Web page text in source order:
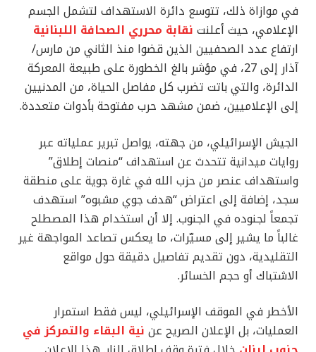
في موازاة ذلك، تتوسع دائرة الاستهداف لتشمل الجسم
الإعلامي، حيث أعلنت نقابة محرري الصحافة اللبنانية
ارتفاع عدد الصحفيين الذين قضوا منذ الثاني من مارس/
آذار إلى 27، في مؤشر بالغ الخطورة على طبيعة المعركة
الدائرة، والتي باتت تضرب كل مفاصل الحياة، من المدنيين
إلى الإعلاميين، ضمن مشهد حرب مفتوحة بأدوات متعددة.
الجيش الإسرائيلي، من جهته، يواصل تبرير عملياته عبر
روايات ميدانية تتحدث عن استهداف “منصات إطلاق”
واستهداف عنصر من حزب الله في غارة جوية على منطقة
سجد، إضافة إلى اعتراض “هدف جوي مشبوه” استهدف
تجمعاً لجنوده في الجنوب. إلا أن استخدام هذا المصطلح
غالباً ما يشير إلى مسيّرات، ما يعكس تصاعد المواجهة غير
التقليدية، دون تقديم تفاصيل دقيقة حول مواقع
الاشتباك أو حجم الخسائر.
الأخطر في الموقف الإسرائيلي، ليس فقط استمرار
العمليات، بل الإعلان الصريح عن نية البقاء والتمركز في